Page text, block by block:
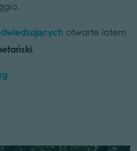
otwarte latem
.